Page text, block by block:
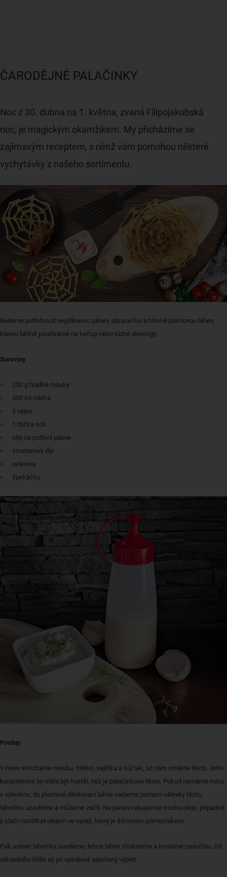
ČARODĚJNÉ PALAČINKY
Noc z 30. dubna na 1. května, zvaná Filipojakubská
noc, je magickým okamžikem. My přicházíme se
zajímavým receptem, s nímž vám pomohou některé
vychytávky z našeho sortimentu.
Budeme potřebovat nepřilnavou pánev, obracečku a hlavně plastovou láhev,
kterou běžně používáme na kečup nebo různé dresingy.
Suroviny
200 g hladké mouky
300 ml mléka
5 vajec
1 lžička soli
olej na potření pánve
smetanový dip
zelenina
špekáčky
Postup
V míse smícháme mouku, mléko, vajíčka a sůl tak, až nám vznikne těsto. Jeho
konzistence by měla být hustší, než je palačinkové těsto. Pokud nemáme mísu
s výlevkou, do plastové dávkovací láhve nalijeme pomocí nálevky těsto,
lahvičku uzavřeme a můžeme začít. Na pánev nakapeme trochu oleje, případně
ji stačí nastříkat olejem ve spreji, který je šikovným pomocníkem.
Pak uzávěr lahvičky sundáme, lehce láhev stiskneme a kreslíme pavučinu. Od
základního kříže až po spirálově zatočený výplet.